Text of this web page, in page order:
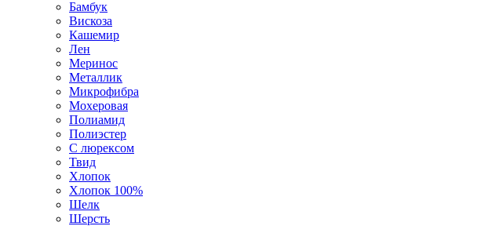
Бамбук
Вискоза
Кашемир
Лен
Меринос
Металлик
Микрофибра
Мохеровая
Полиамид
Полиэстер
С люрексом
Твид
Хлопок
Хлопок 100%
Шелк
Шерсть